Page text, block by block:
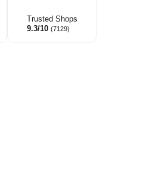
Trusted Shops
9.3/10 (7129)